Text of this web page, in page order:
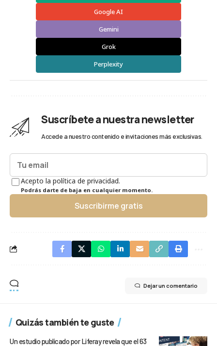
Google AI
Gemini
Grok
Perplexity
Suscríbete a nuestra newsletter
Accede a nuestro contenido e invitaciones más exclusivas.
Acepto la política de privacidad.
Podrás darte de baja en cualquier momento.
Suscribirme gratis
Dejar un comentario
Quizás también te guste
Un estudio publicado por Liferay revela que el 63